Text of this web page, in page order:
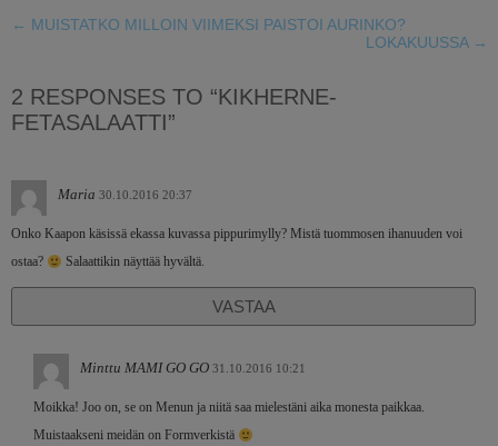
← MUISTATKO MILLOIN VIIMEKSI PAISTOI AURINKO?
LOKAKUUSSA →
2 RESPONSES TO “KIKHERNE-
FETASALAATTI”
Maria 30.10.2016 20:37
Onko Kaapon käsissä ekassa kuvassa pippurimylly? Mistä tuommosen ihanuuden voi
ostaa?
Salaattikin näyttää hyvältä.
VASTAA
Minttu MAMI GO GO 31.10.2016 10:21
Moikka! Joo on, se on Menun ja niitä saa mielestäni aika monesta paikkaa.
Muistaakseni meidän on Formverkistä